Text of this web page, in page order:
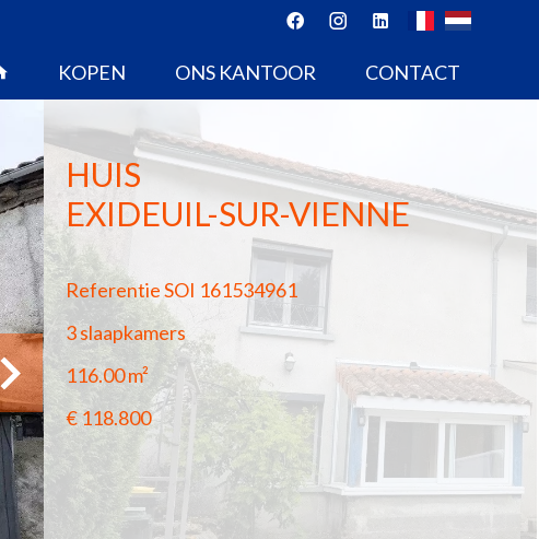
KOPEN ONS KANTOOR CONTACT
HUIS
EXIDEUIL-SUR-VIENNE
ReferentieSOI 161534961
3 slaapkamers
116.00m²
€ 118.800